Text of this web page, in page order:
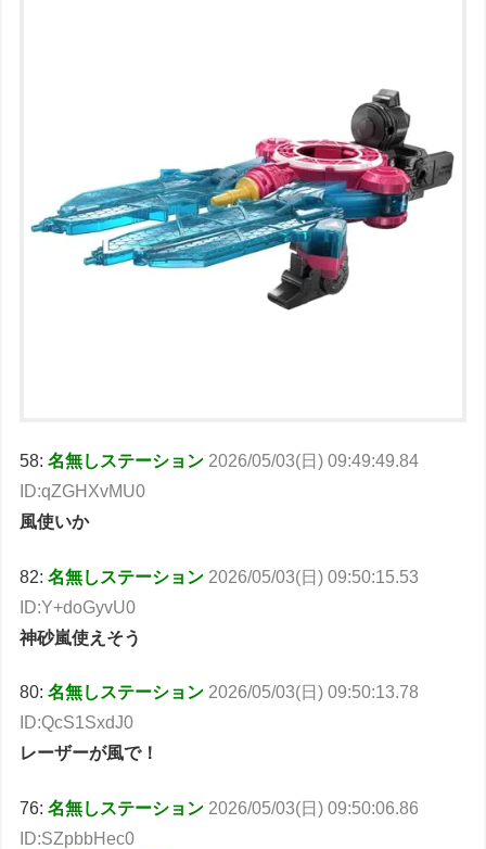
58:名無しステーション 2026/05/03(日) 09:49:49.84
ID:qZGHXvMU0
風使いか
82:名無しステーション 2026/05/03(日) 09:50:15.53
ID:Y+doGyvU0
神砂嵐使えそう
80:名無しステーション 2026/05/03(日) 09:50:13.78
ID:QcS1SxdJ0
レーザーが風で！
76:名無しステーション 2026/05/03(日) 09:50:06.86
ID:SZpbbHec0